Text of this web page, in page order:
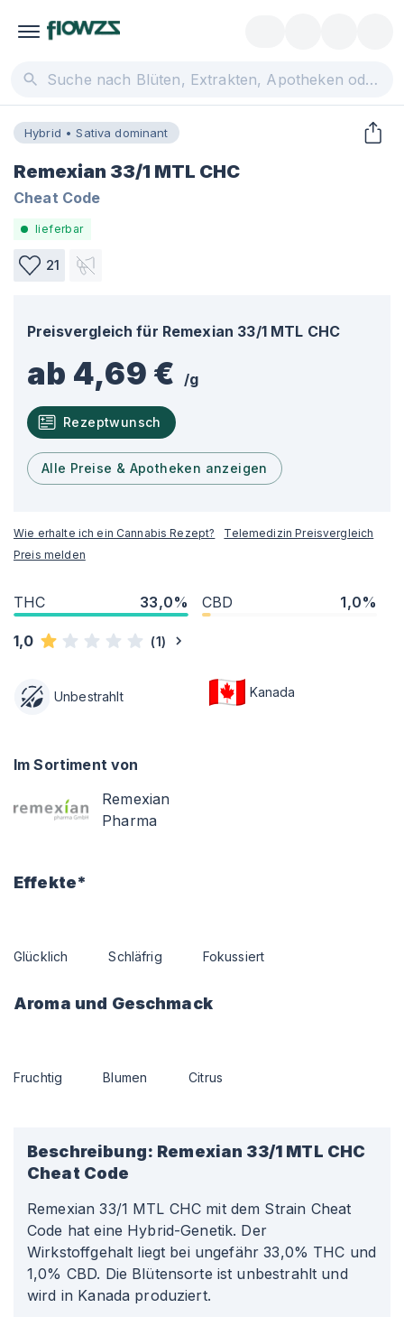
Hybrid • Sativa dominant
Remexian 33/1 MTL CHC
Cheat Code
lieferbar
21
Preisvergleich für Remexian 33/1 MTL CHC
ab 4,69 € /g
Rezeptwunsch
Alle Preise & Apotheken anzeigen
Wie erhalte ich ein Cannabis Rezept?
Telemedizin Preisvergleich
Preis melden
THC 33,0% CBD 1,0%
1,0 (1)
Unbestrahlt Kanada
Im Sortiment von
Remexian
Pharma
Effekte*
Glücklich Schläfrig Fokussiert
Aroma und Geschmack
Fruchtig Blumen Citrus
Beschreibung: Remexian 33/1 MTL CHC
Cheat Code
Remexian 33/1 MTL CHC mit dem Strain Cheat
Code hat eine Hybrid-Genetik. Der
Wirkstoffgehalt liegt bei ungefähr 33,0% THC und
1,0% CBD. Die Blütensorte ist unbestrahlt und
wird in Kanada produziert.